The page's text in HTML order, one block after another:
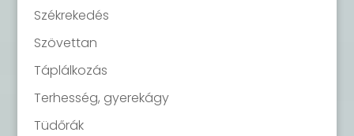
Székrekedés
Szövettan
Táplálkozás
Terhesség, gyerekágy
Tüdőrák